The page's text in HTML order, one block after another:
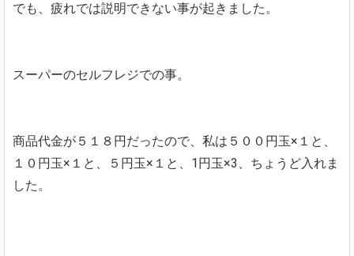
でも、疲れでは説明できない事が起きました。
スーパーのセルフレジでの事。
商品代金が５１８円だったので、私は５００円玉×１と、
１０円玉×１と、５円玉×１と、1円玉×3、ちょうど入れま
した。